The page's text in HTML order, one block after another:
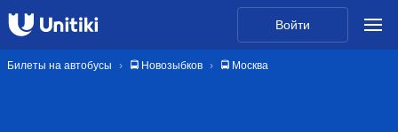
Войти
Билеты на автобусы 🚍 Новозыбков 🚍 Москва